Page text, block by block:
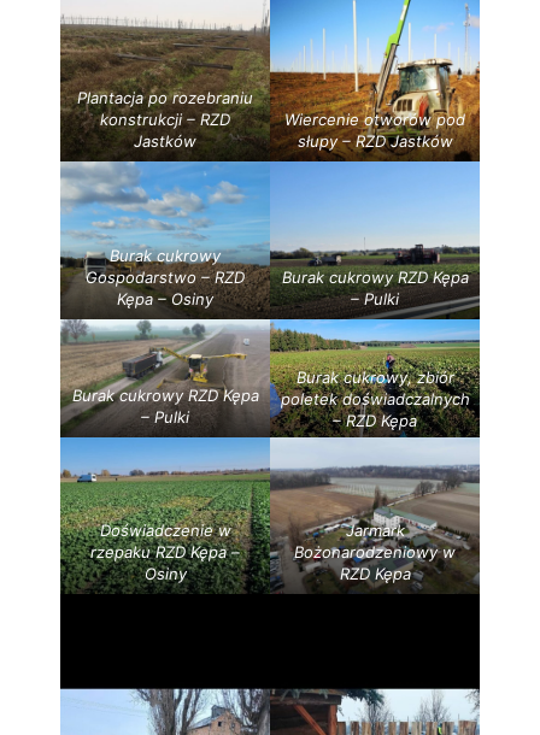
Plantacja po rozebraniu
konstrukcji – RZD
Jastków
Wiercenie otworów pod
słupy – RZD Jastków
Burak cukrowy
Gospodarstwo – RZD
Kępa – Osiny
Burak cukrowy RZD Kępa
– Pulki
Burak cukrowy RZD Kępa
– Pulki
Burak cukrowy, zbiór
poletek doświadczalnych
– RZD Kępa
Doświadczenie w
rzepaku RZD Kępa –
Osiny
Jarmark
Bożonarodzeniowy w
RZD Kępa